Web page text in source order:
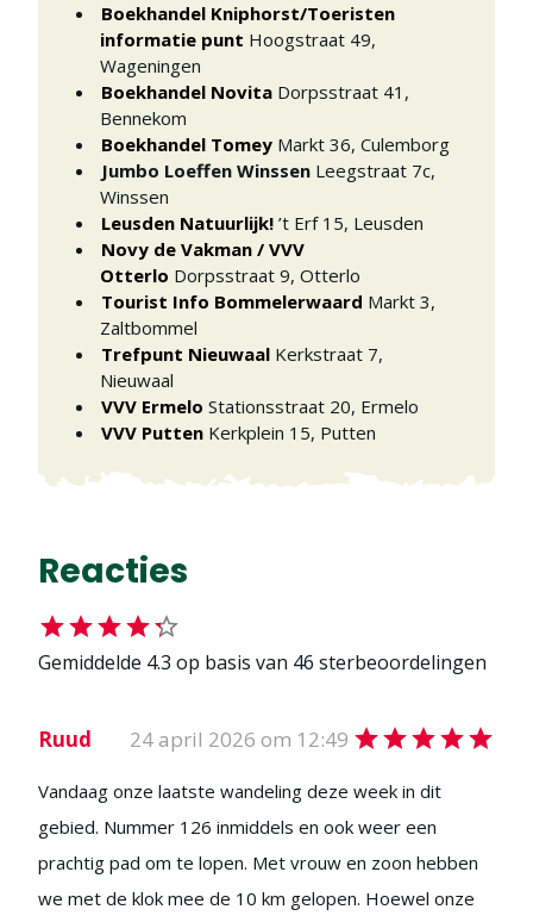
Boekhandel Kniphorst/Toeristen
informatie punt Hoogstraat 49,
Wageningen
Boekhandel Novita Dorpsstraat 41 ,
Bennekom
Boekhandel Tomey Markt 36, Culemborg
Jumbo Loeffen Winssen Leegstraat 7c,
Winssen
Leusden Natuurlijk! ’t Erf 15, Leusden
Novy de Vakman / VVV
Otterlo Dorpsstraat 9, Otterlo
Tourist Info Bommelerwaard Markt 3,
Zaltbommel
Trefpunt Nieuwaal Kerkstraat 7,
Nieuwaal
VVV Ermelo Stationsstraat 20, Ermelo
VVV Putten Kerkplein 15, Putten
Reacties
Gemiddelde 4.3 op basis van 46 sterbeoordelingen
Ruud 24 april 2026 om 12:49
Vandaag onze laatste wandeling deze week in dit
gebied. Nummer 126 inmiddels en ook weer een
prachtig pad om te lopen. Met vrouw en zoon hebben
we met de klok mee de 10 km gelopen. Hoewel onze